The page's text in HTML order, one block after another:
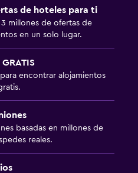
de hoteles para ti
millones de ofertas de
en un solo lugar.
encontrar alojamientos
basadas en millones de
reales.